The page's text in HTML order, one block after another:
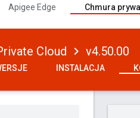
Apigee Edge Chmura
Cloud v4.50.00
INSTALACJA
,regionach,